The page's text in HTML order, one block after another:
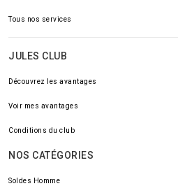
Tous nos services
JULES CLUB
Découvrez les avantages
Voir mes avantages
Conditions du club
NOS CATÉGORIES
Soldes Homme